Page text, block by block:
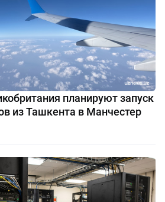
планируют запуск
из Ташкента в Манчестер